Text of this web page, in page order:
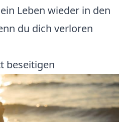
Leben wieder in den
du dich verloren
beseitigen